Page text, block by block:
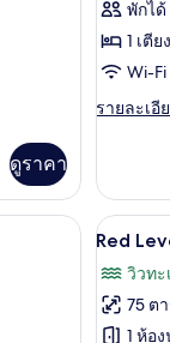
ดูราคา
Sea
and
View
พักไ
1 เตี
Wi-
รายละเอี
ราย
เกี่ยว
กับ
Supreme
Sea
and
Cathedral
ม, มินิบาร์, ตู้นิรภัยในห้อ
เปิด
ภาพถ่า
ทั้งหมด
ของ
3
Red
วิวทะ
75 ต
1 ห้อ